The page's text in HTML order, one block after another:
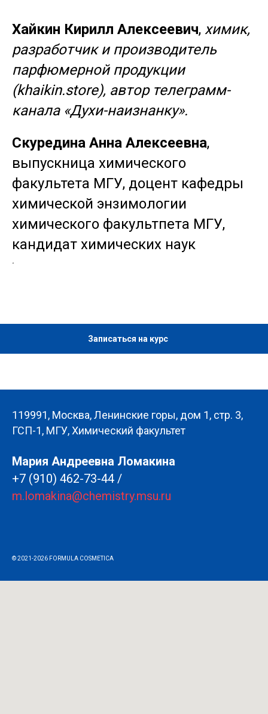
Хайкин Кирилл Алексеевич, химик,
разработчик и производитель
парфюмерной продукции
(khaikin.store), автор телеграмм-
канала «Духи-наизнанку».
Скуредина Анна Алексеевна,
выпускница химического
факультета МГУ, доцент кафедры
химической энзимологии
химического факультпета МГУ,
кандидат химических наук
.
Записаться на курс
119991, Москва, Ленинские горы, дом 1, стр. 3,
ГСП-1, МГУ, Химический факультет
Мария Андреевна Ломакина
+7 (910) 462-73-44 /
m.lomakina@chemistry.msu.ru
© 2021-2026 FORMULA COSMETICA